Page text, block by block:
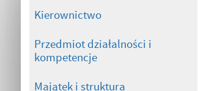
Kierownictwo
Przedmiot działalności i
kompetencje
Majątek i struktura